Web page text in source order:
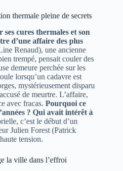
thermale pleine de secrets
cures thermales et son
d’une affaire des plus
Renaud), une ancienne
trempé, pensait couler des
demeure perchée sur les
lorsqu’un cadavre est
mystérieusement disparu
de meurtre. L’affaire,
avec fracas. Pourquoi ce
? Qui avait intérêt à
c’est le début d’un
Julien Forest (Patrick
tension.
la ville dans l’effroi